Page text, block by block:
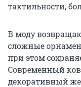
тактильности,
В моду
сложные
при этом
Современный
декоративный